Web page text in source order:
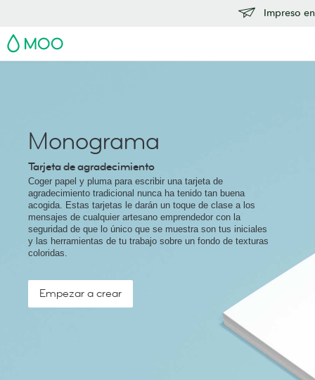
Impreso
MOO
Monograma
Tarjeta de agradecimiento
Coger papel y pluma para escribir una tarjeta de
agradecimiento tradicional nunca ha tenido tan buena
acogida. Estas tarjetas le darán un toque de clase a los
mensajes de cualquier artesano emprendedor con la
seguridad de que lo único que se muestra son tus iniciales
y las herramientas de tu trabajo sobre un fondo de texturas
coloridas.
Empezar a crear